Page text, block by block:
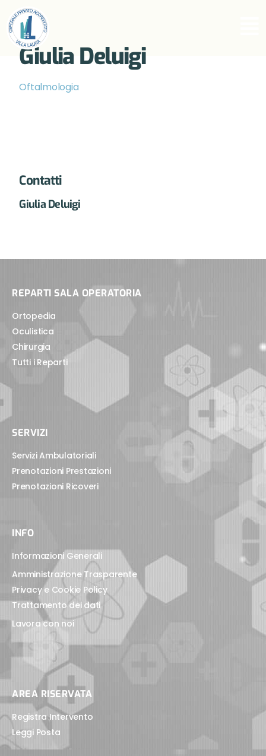
Giulia Deluigi
Oftalmologia
Contatti
Giulia Deluigi
REPARTI SALA OPERATORIA
Ortopedia
Oculistica
Chirurgia
Tutti i Reparti
SERVIZI
Servizi Ambulatoriali
Prenotazioni Prestazioni
Prenotazioni Ricoveri
INFO
Informazioni Generali
Amministrazione Trasparente
Privacy e Cookie Policy
Trattamento dei dati
Lavora con noi
AREA RISERVATA
Registra Intervento
Leggi Posta